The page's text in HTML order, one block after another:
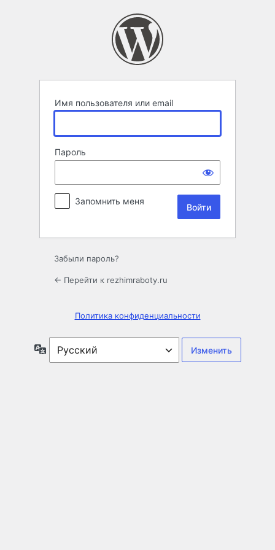
Имя пользователя или email
Пароль
Запомнить меня
Забыли пароль?
← Перейти к rezhimraboty.ru
Политика конфиденциальности
Язык